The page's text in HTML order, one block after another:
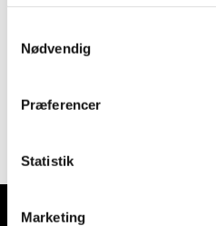
Nødvendig
Præferencer
Statistik
Marketing